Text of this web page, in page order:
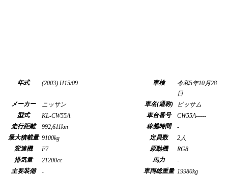
年式 (2003) H15/09 車検
令和5年10月28
日
メーカー
ニッサン 車名(通称)
ビッサム
型式
KL-CW55A 車台番号
CW55A-----
走行距離
992,611km 稼働時間
-
最大積載量 9100kg 定員数
2人
変速機
F7 原動機
RG8
排気量
21200cc 馬力
-
主要装備
- 車両総重量 19980kg